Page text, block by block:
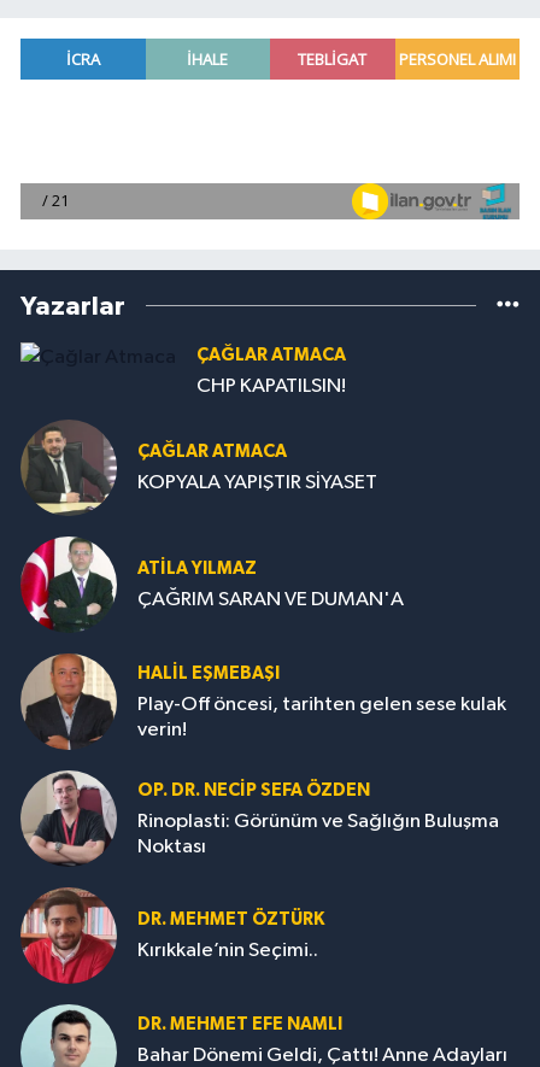
Yazarlar
ÇAĞLAR ATMACA
CHP KAPATILSIN!
ÇAĞLAR ATMACA
KOPYALA YAPIŞTIR SİYASET
ATILA YILMAZ
ÇAĞRIM SARAN VE DUMAN'A
HALIL EŞMEBAŞI
Play-Off öncesi, tarihten gelen sese kulak
verin!
OP. DR. NECIP SEFA ÖZDEN
Rinoplasti: Görünüm ve Sağlığın Buluşma
Noktası
DR. MEHMET ÖZTÜRK
Kırıkkale’nin Seçimi..
DR. MEHMET EFE NAMLI
Bahar Dönemi Geldi, Çattı! Anne Adayları